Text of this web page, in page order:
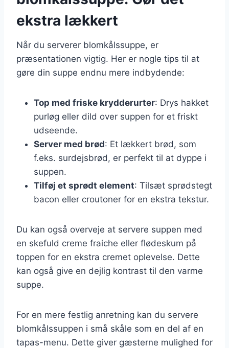
ekstra lækkert
Når du serverer blomkålssuppe, er
præsentationen vigtig. Her er nogle tips til at
gøre din suppe endnu mere indbydende:
Top med friske krydderurter: Drys hakket
purløg eller dild over suppen for et friskt
udseende.
Server med brød: Et lækkert brød, som
f.eks. surdejsbrød, er perfekt til at dyppe i
suppen.
Tilføj et sprødt element: Tilsæt sprødstegt
bacon eller croutoner for en ekstra tekstur.
Du kan også overveje at servere suppen med
en skefuld creme fraiche eller flødeskum på
toppen for en ekstra cremet oplevelse. Dette
kan også give en dejlig kontrast til den varme
suppe.
For en mere festlig anretning kan du servere
blomkålssuppen i små skåle som en del af en
tapas-menu. Dette giver gæsterne mulighed for